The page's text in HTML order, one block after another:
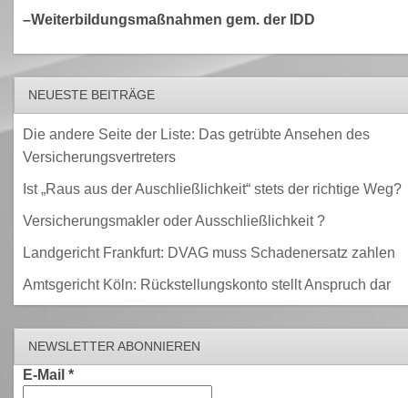
–Weiterbildungsmaßnahmen gem. der IDD
NEUESTE BEITRÄGE
Die andere Seite der Liste: Das getrübte Ansehen des
Versicherungsvertreters
Ist „Raus aus der Auschließlichkeit“ stets der richtige Weg?
Versicherungsmakler oder Ausschließlichkeit ?
Landgericht Frankfurt: DVAG muss Schadenersatz zahlen
Amtsgericht Köln: Rückstellungskonto stellt Anspruch dar
NEWSLETTER ABONNIEREN
E-Mail *